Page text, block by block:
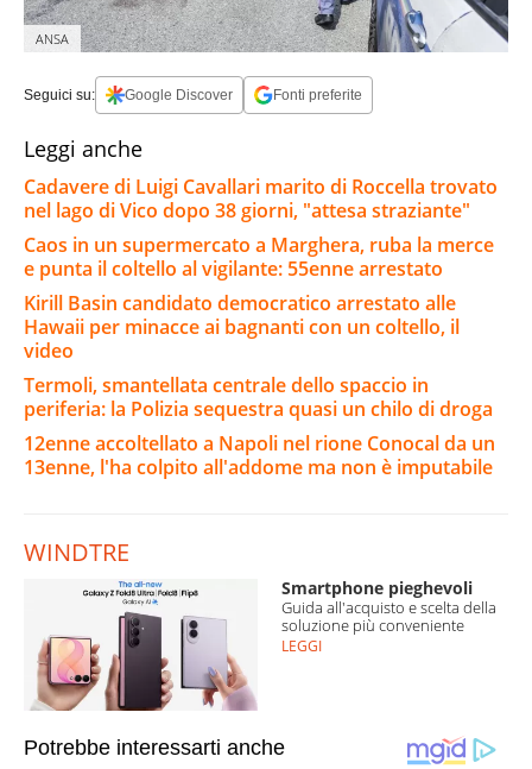
ANSA
Seguici su: Google Discover Fonti preferite
Leggi anche
Cadavere di Luigi Cavallari marito di Roccella trovato
nel lago di Vico dopo 38 giorni, "attesa straziante"
Caos in un supermercato a Marghera, ruba la merce
e punta il coltello al vigilante: 55enne arrestato
Kirill Basin candidato democratico arrestato alle
Hawaii per minacce ai bagnanti con un coltello, il
video
Termoli, smantellata centrale dello spaccio in
periferia: la Polizia sequestra quasi un chilo di droga
12enne accoltellato a Napoli nel rione Conocal da un
13enne, l'ha colpito all'addome ma non è imputabile
WINDTRE
Smartphone pieghevoli
Guida all'acquisto e scelta della
soluzione più conveniente
LEGGI